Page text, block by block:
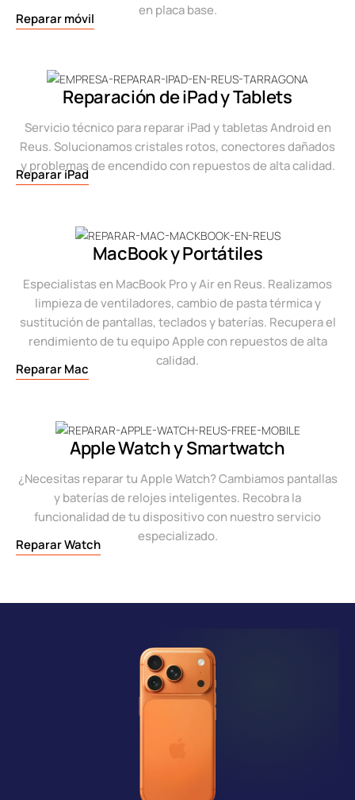
en placa base.
Reparar móvil
Reparación de iPad y Tablets
Servicio técnico para reparar iPad y tabletas Android en
Reus. Solucionamos cristales rotos, conectores dañados
y problemas de encendido con repuestos de alta calidad.
Reparar iPad
MacBook y Portátiles
Especialistas en MacBook Pro y Air en Reus. Realizamos
limpieza de ventiladores, cambio de pasta térmica y
sustitución de pantallas, teclados y baterías. Recupera el
rendimiento de tu equipo Apple con repuestos de alta
calidad.
Reparar Mac
Apple Watch y Smartwatch
¿Necesitas reparar tu Apple Watch? Cambiamos pantallas
y baterías de relojes inteligentes. Recobra la
funcionalidad de tu dispositivo con nuestro servicio
especializado.
Reparar Watch